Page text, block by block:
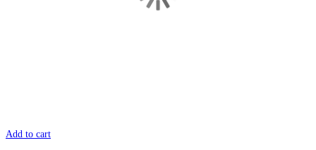
Add to cart